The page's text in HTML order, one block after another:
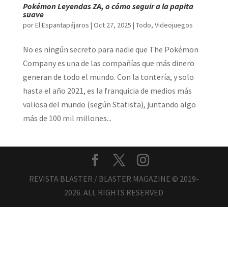
Pokémon Leyendas ZA, o cómo seguir a la papita
suave
porEl Espantapájaros | Oct 27, 2025 | Todo, Videojuegos
No es ningún secreto para nadie que The Pokémon
Company es una de las compañías que más dinero
generan de todo el mundo. Con la tontería, y solo
hasta el año 2021, es la franquicia de medios más
valiosa del mundo (según Statista), juntando algo
más de 100 mil millones...
REVISTA BLASTER / BLASTER MAGAZINE © 2019-
2026. ALL RIGHTS RESERVED